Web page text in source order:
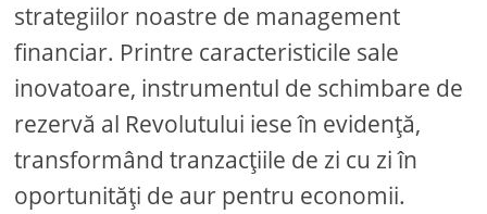
strategiilor noastre de management
financiar. Printre caracteristicile sale
inovatoare, instrumentul de schimbare de
rezervă al Revolutului iese în evidență,
transformând tranzacțiile de zi cu zi în
oportunități de aur pentru economii.